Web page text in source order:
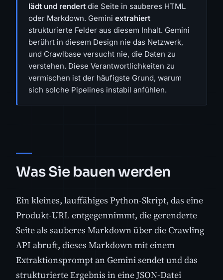
lädt und rendert die Seite in sauberes HTML
oder Markdown. Gemini extrahiert
strukturierte Felder aus diesem Inhalt. Gemini
berührt in diesem Design nie das Netzwerk,
und Crawlbase versucht nie, die Daten zu
verstehen. Diese Verantwortlichkeiten zu
vermischen ist der häufigste Grund, warum
sich solche Pipelines instabil anfühlen.
Was Sie bauen werden
Ein kleines, lauffähiges Python-Skript, das eine
Produkt-URL entgegennimmt, die gerenderte
Seite als sauberes Markdown über die Crawling
API abruft, dieses Markdown mit einem
Extraktionsprompt an Gemini sendet und das
strukturierte Ergebnis in eine JSON-Datei